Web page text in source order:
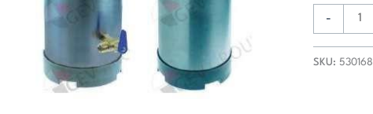
-
Litros
cantidad
SKU:530168